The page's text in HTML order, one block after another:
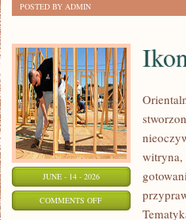
POSTED BY ADMIN
JUNE - 14 - 2026
COMMENTS OFFON
witryna,